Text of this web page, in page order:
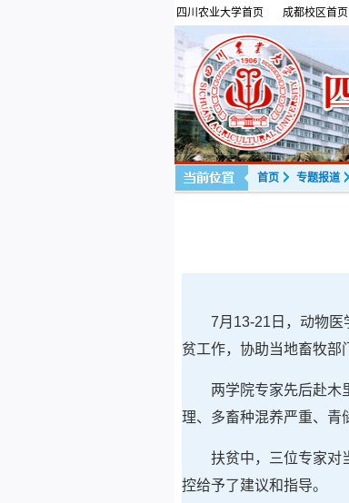
四川农业大学首页 成都校区首页
首页 专题报道
7月13-21日，动物医
贫工作，协助当地畜牧部
两学院专家先后赴木
理、多畜种混养严重、青
扶贫中，三位专家对
控给予了建议和指导。